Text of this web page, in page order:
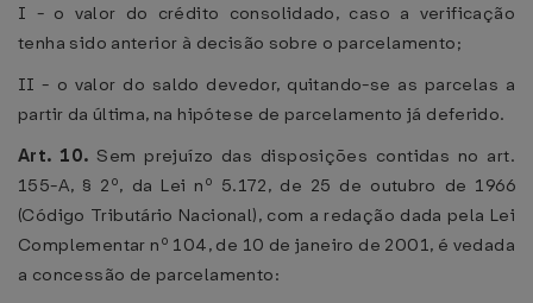
I - o valor do crédito consolidado, caso a verificação
tenha sido anterior à decisão sobre o parcelamento;
II - o valor do saldo devedor, quitando-se as parcelas a
partir da última, na hipótese de parcelamento já deferido.
Art. 10. Sem prejuízo das disposições contidas no art.
155-A, § 2º, da Lei nº 5.172, de 25 de outubro de 1966
(Código Tributário Nacional), com a redação dada pela Lei
Complementar nº 104, de 10 de janeiro de 2001, é vedada
a concessão de parcelamento: